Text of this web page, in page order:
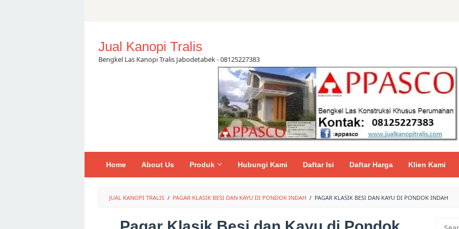
Jual Kanopi Tralis
Bengkel Las Kanopi Tralis Jabodetabek - 08125227383
Home About Us Produk Hubungi Kami Daftar Isi Daftar Harga Klien Kami
JUAL KANOPI TRALIS / PAGAR KLASIK BESI DAN KAYU DI PONDOK INDAH / PAGAR KLASIK BESI DAN KAYU DI PONDOK INDAH